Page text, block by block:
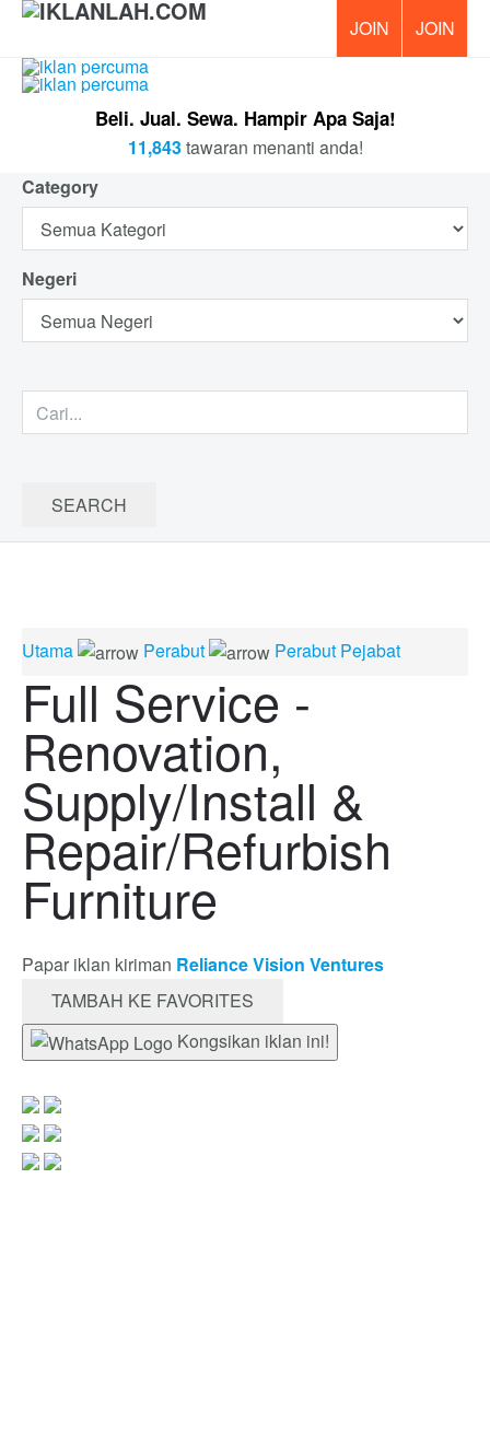
Beli. Jual. Sewa. Hampir Apa Saja!
11,843tawaran menanti anda!
Category
Negeri
Utama Perabut Perabut Pejabat
Full Service -
Renovation,
Supply/Install &
Repair/Refurbish
Furniture
Papar iklan kiriman Reliance Vision Ventures
TAMBAH KE FAVORITES
Kongsikan iklan ini!